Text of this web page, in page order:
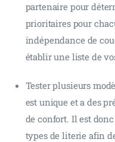
partenaire pour
prioritaires pour
indépendance de
établir une liste de
Tester plusieurs
est unique et a des
de confort. Il est
types de literie afin